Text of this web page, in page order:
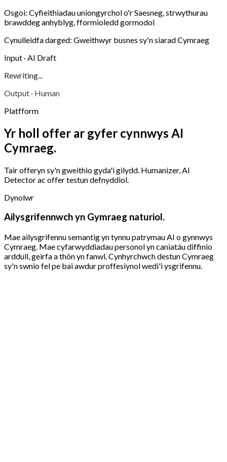
Osgoi: Cyfieithiadau uniongyrchol o'r Saesneg, strwythurau
brawddeg anhyblyg, fformioledd gormodol
Cynulleidfa darged: Gweithwyr busnes sy'n siarad Cymraeg
Input · AI Draft
Rewriting...
Output · Human
Platfform
Yr holl offer ar gyfer cynnwys AI
Cymraeg.
Tair offeryn sy'n gweithio gyda'i gilydd. Humanizer, AI
Detector ac offer testun defnyddiol.
Dynolwr
Ailysgrifennwch yn Gymraeg naturiol.
Mae ailysgrifennu semantig yn tynnu patrymau AI o gynnwys
Cymraeg. Mae cyfarwyddiadau personol yn caniatáu diffinio
arddull, geirfa a thôn yn fanwl. Cynhyrchwch destun Cymraeg
sy'n swnio fel pe bai awdur proffesiynol wedi'i ysgrifennu.